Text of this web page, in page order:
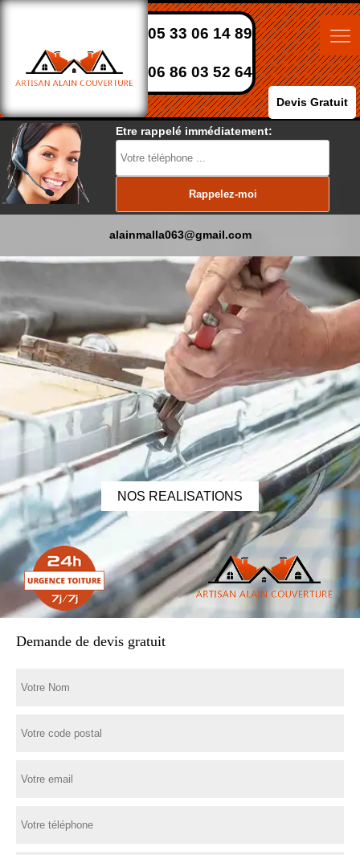
05 33 06 14 89
06 86 03 52 64
Devis Gratuit
Etre rappelé immédiatement:
alainmalla063@gmail.com
NOS REALISATIONS
Demande de devis gratuit